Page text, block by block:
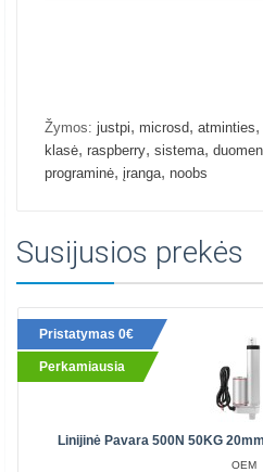
Žymos: justpi, microsd, atminties,
klasė, raspberry, sistema,
programinė, įranga, noobs
Susijusios prekės
Pristatymas 0€
Perkamiausia
Linijinė Pavara 500N 50KG
OEM